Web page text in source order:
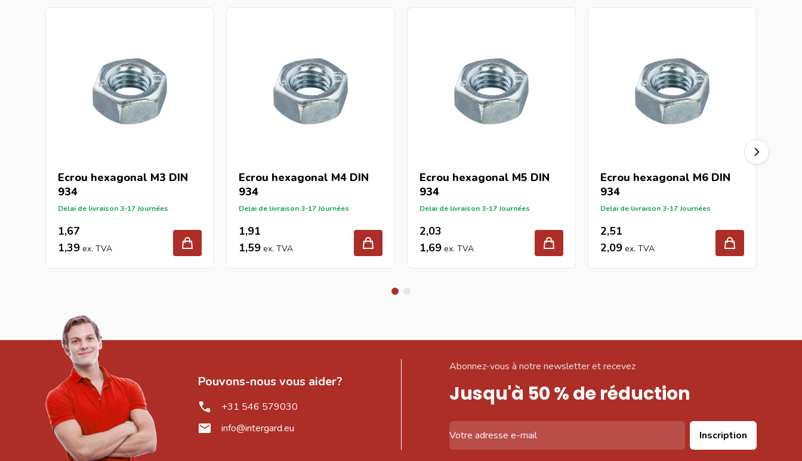
Ecrou hexagonal M3 DIN
934
Delai de livraison 3-17 Journées
1,67
1,39
Ecrou hexagonal M4 DIN
934
Delai de livraison 3-17 Journées
1,91
1,59
Ecrou hexagonal M5 DIN
934
Delai de livraison 3-17 Journées
2,03
1,69
Ecrou hexagonal M6 DIN
934
Delai de livraison 3-17 Journées
2,51
2,09
Pouvons-nous vous aider?
+31 546 579030
info@intergard.eu
Abonnez-vous à notre newsletter et recevez
Jusqu'à 50 % de réduction
Inscription